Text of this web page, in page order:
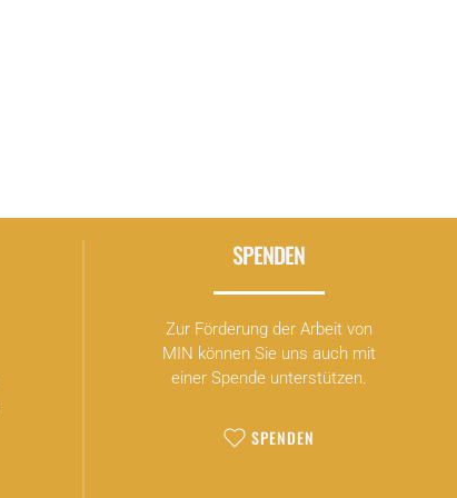
SPENDEN
Zur Förderung der Arbeit von
MIN können Sie uns auch mit
einer Spende unterstützen.
SPENDEN